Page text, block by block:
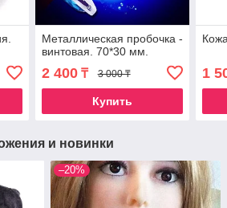
Металлическая пробочка -
винтовая. 70*30 мм.
2 400₸ 3 000 ₸
Купить
1
и новинки
–20%